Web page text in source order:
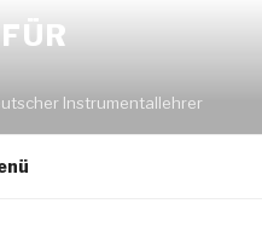
Instrumentallehrer